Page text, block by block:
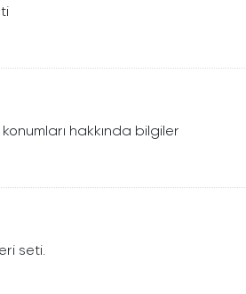
hakkında bilgiler
seti.